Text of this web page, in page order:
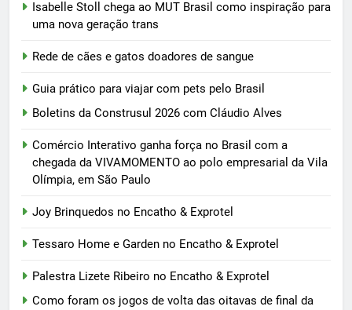
Isabelle Stoll chega ao MUT Brasil como inspiração para
uma nova geração trans
Rede de cães e gatos doadores de sangue
Guia prático para viajar com pets pelo Brasil
Boletins da Construsul 2026 com Cláudio Alves
Comércio Interativo ganha força no Brasil com a
chegada da VIVAMOMENTO ao polo empresarial da Vila
Olímpia, em São Paulo
Joy Brinquedos no Encatho & Exprotel
Tessaro Home e Garden no Encatho & Exprotel
Palestra Lizete Ribeiro no Encatho & Exprotel
Como foram os jogos de volta das oitavas de final da